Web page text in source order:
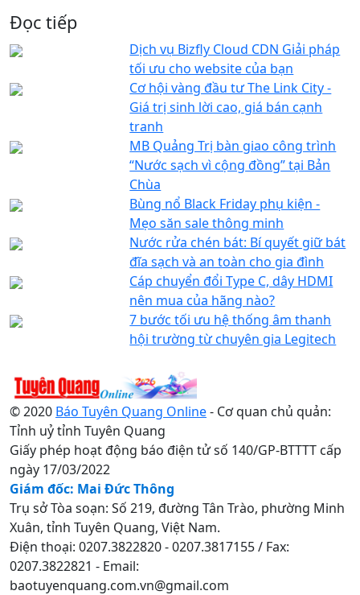
Đọc tiếp
Dịch vụ Bizfly Cloud CDN Giải pháp
tối ưu cho website của bạn
Cơ hội vàng đầu tư The Link City -
Giá trị sinh lời cao, giá bán cạnh
tranh
MB Quảng Trị bàn giao công trình
“Nước sạch vì cộng đồng” tại Bản
Chùa
Bùng nổ Black Friday phụ kiện -
Mẹo săn sale thông minh
Nước rửa chén bát: Bí quyết giữ bát
đĩa sạch và an toàn cho gia đình
Cáp chuyển đổi Type C, dây HDMI
nên mua của hãng nào?
7 bước tối ưu hệ thống âm thanh
hội trường từ chuyên gia Legitech
© 2020 Báo Tuyên Quang Online- Cơ quan chủ quản:
Tỉnh uỷ tỉnh Tuyên Quang
Giấy phép hoạt động báo điện tử số 140/GP-BTTTT cấp
ngày 17/03/2022
Giám đốc: Mai Đức Thông
Trụ sở Tòa soạn: Số 219, đường Tân Trào, phường Minh
Xuân, tỉnh Tuyên Quang, Việt Nam.
Điện thoại: 0207.3822820 - 0207.3817155 / Fax:
0207.3822821 - Email:
baotuyenquang.com.vn@gmail.com